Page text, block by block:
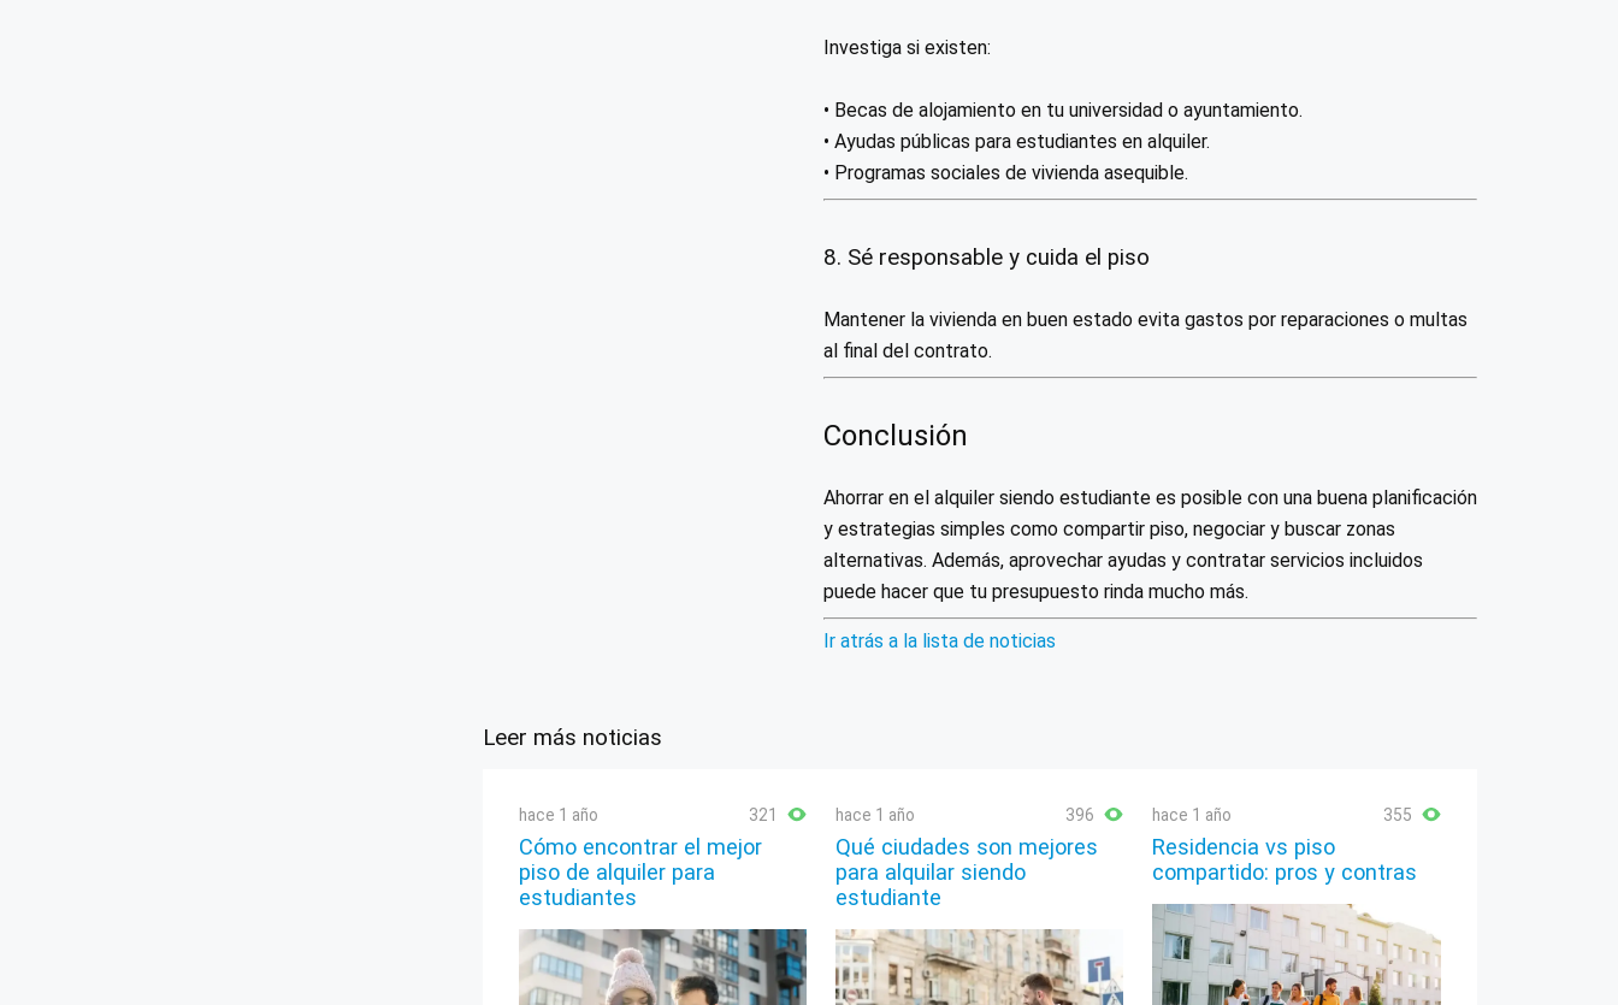
Investiga si existen:
• Becas de alojamiento en tu universidad o ayuntamiento.
• Ayudas públicas para estudiantes en alquiler.
• Programas sociales de vivienda asequible.
8. Sé responsable y cuida el piso
Mantener la vivienda en buen estado evita gastos por reparaciones o multas
al final del contrato.
Conclusión
Ahorrar en el alquiler siendo estudiante es posible con una buena planificación
y estrategias simples como compartir piso, negociar y buscar zonas
alternativas. Además, aprovechar ayudas y contratar servicios incluidos
puede hacer que tu presupuesto rinda mucho más.
Ir atrás a la lista de noticias
Leer más noticias
hace 1 año 321
Cómo encontrar el mejor
piso de alquiler para
estudiantes
hace 1 año 396
Qué ciudades son mejores
para alquilar siendo
estudiante
hace 1 año 355
Residencia vs piso
compartido: pros y contras